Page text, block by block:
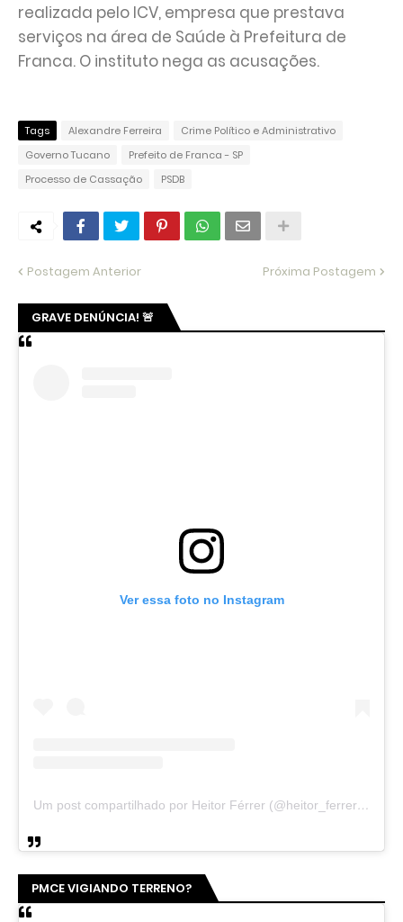
realizada pelo ICV, empresa que prestava
serviços na área de Saúde à Prefeitura de
Franca. O instituto nega as acusações.
Tags Alexandre Ferreira
Crime Político e Administrativo
Governo Tucano
Prefeito de Franca - SP
Processo de Cassação
PSDB
Postagem Anterior Próxima Postagem
GRAVE DENÚNCIA! 🚨
Ver essa foto no Instagram
Um post compartilhado por Heitor Férrer (@heitor_ferrer77)
PMCE VIGIANDO TERRENO?